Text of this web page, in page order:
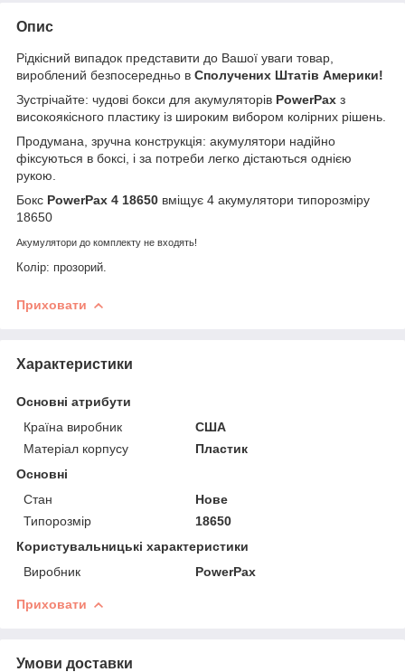
Опис
Рідкісний випадок представити до Вашої уваги товар,
вироблений безпосередньо в Сполучених Штатів Америки!
Зустрічайте: чудові бокси для акумуляторів PowerPax з
високоякісного пластику із широким вибором колірних рішень.
Продумана, зручна конструкція: акумулятори надійно
фіксуються в боксі, і за потреби легко дістаються однією
рукою.
Бокс PowerPax 4 18650 вміщує 4 акумулятори типорозміру
18650
Акумулятори до комплекту не входять!
Колір: прозорий.
Приховати
Характеристики
Основні атрибути
Країна виробник
США
Матеріал корпусу
Пластик
Основні
Стан
Нове
Типорозмір
18650
Користувальницькі характеристики
Виробник
PowerPax
Приховати
Умови доставки